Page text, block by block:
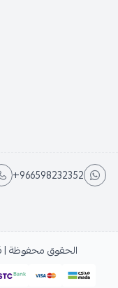
+966598232352
الحقوق محفوظة | 2026